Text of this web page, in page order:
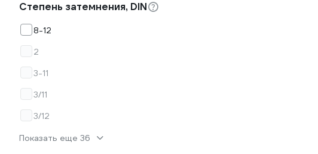
Степень затемнения, DIN
8-12
2
3-11
3/11
3/12
Показать еще 36